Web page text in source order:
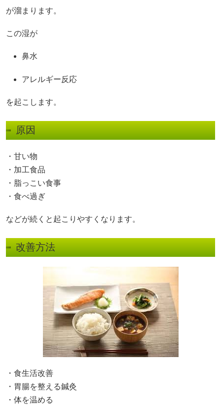
が溜まります。
この湿が
鼻水
アレルギー反応
を起こします。
原因
・甘い物
・加工食品
・脂っこい食事
・食べ過ぎ
などが続くと起こりやすくなります。
改善方法
・食生活改善
・胃腸を整える鍼灸
・体を温める